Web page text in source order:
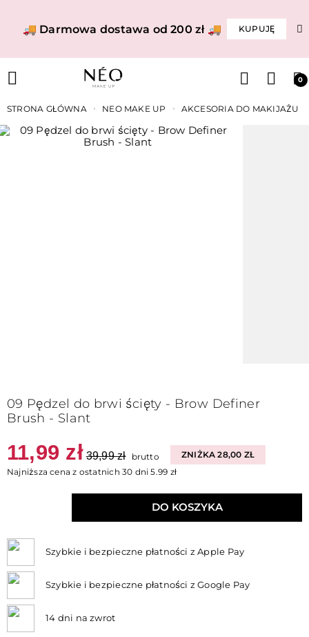
🚚 Darmowa dostawa od 200 zł 🚚 KUPUJĘ
0
STRONA GŁÓWNA NEO MAKE UP AKCESORIA DO MAKIJAŻU
09 Pędzel do brwi ścięty - Brow Definer
Brush - Slant
11,99 zł 39,99 zł brutto
ZNIŻKA 28,00 ZŁ
Najniższa cena z ostatnich 30 dni 5.99 zł
DO KOSZYKA
Szybkie i bezpieczne płatności z Apple Pay
Szybkie i bezpieczne płatności z Google Pay
14 dni na zwrot